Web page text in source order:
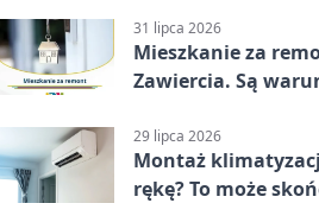
31 lipca 2026
Mieszkanie za
Zawiercia. Są
29 lipca 2026
Montaż
rękę? To może